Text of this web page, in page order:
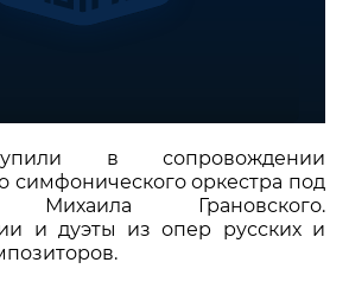
в сопровождении
симфонического оркестра под
Михаила Грановского.
и дуэты из опер русских и